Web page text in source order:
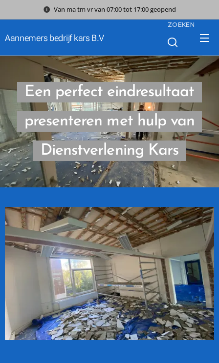
Van ma tm vr van 07:00 tot 17:00 geopend
Aannemers bedrijf kars B.V
ZOEKEN
Een perfect eindresultaat
presenteren met hulp van
Dienstverlening Kars